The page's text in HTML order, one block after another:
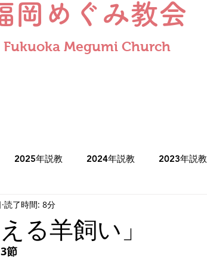
岡めぐみ教会
Fukuoka Megumi Church
2025年説教 2024年説教 2023年説教
2025年牧師のコラム
記
る羊飼い」
読了時間: 8分
節